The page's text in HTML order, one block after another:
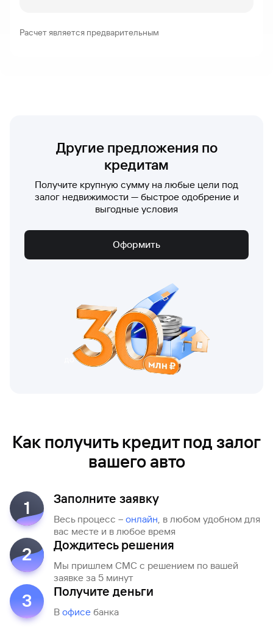
Расчет является предварительным
Другие предложения по
кредитам
Получите крупную сумму на любые цели под
залог недвижимости — быстрое одобрение и
выгодные условия
Оформить
Как получить кредит под залог
вашего авто
1 Заполните заявку
Весь процесс – онлайн, в любом удобном для
вас месте и в любое время
2 Дождитесь решения
Мы пришлем СМС с решением по вашей
заявке за 5 минут
3 Получите деньги
В офисе банка